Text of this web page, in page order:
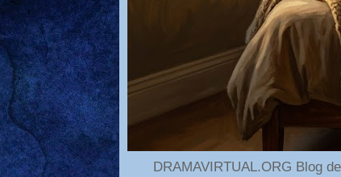
DRAMAVIRTUAL.ORG Blog